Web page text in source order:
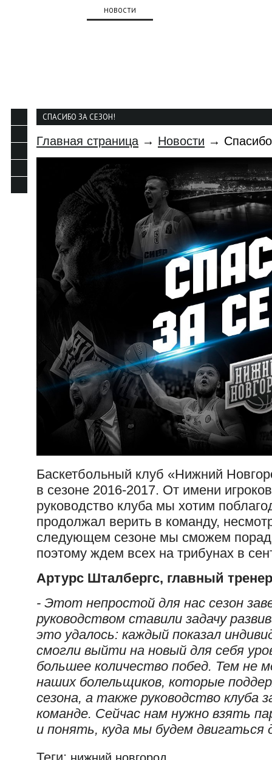
НОВОСТИ
СПАСИБО ЗА СЕЗОН!
Главная страница → Новости →
Баскетбольный клуб «Нижний
в сезоне 2016-2017. От имени
руководство клуба мы хотим
продолжал верить в команду,
следующем сезоне мы сможем
поэтому ждем всех на трибунах в
Артурс Шталбергс, главный
- Этот непростой для нас сезон
руководством ставили задачу
это удалось: каждый показал
смогли выйти на новый для себя
большее количество побед. Тем не
наших болельщиков, которые
сезона, а также руководство клуба
команде. Сейчас нам нужно взять
и понять, куда мы будем